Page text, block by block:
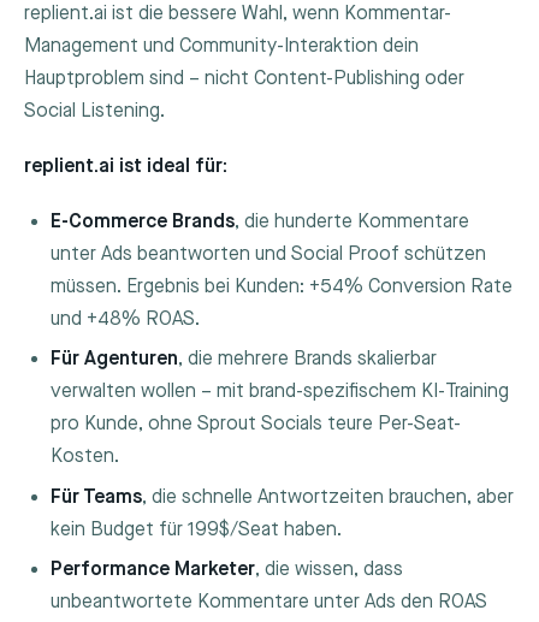
replient.ai ist die bessere Wahl, wenn Kommentar-
Management und Community-Interaktion dein
Hauptproblem sind – nicht Content-Publishing oder
Social Listening.
replient.ai ist ideal für:
E-Commerce Brands, die hunderte Kommentare
unter Ads beantworten und Social Proof schützen
müssen. Ergebnis bei Kunden: +54% Conversion Rate
und +48% ROAS.
Für Agenturen, die mehrere Brands skalierbar
verwalten wollen – mit brand-spezifischem KI-Training
pro Kunde, ohne Sprout Socials teure Per-Seat-
Kosten.
Für Teams, die schnelle Antwortzeiten brauchen, aber
kein Budget für 199$/Seat haben.
Performance Marketer, die wissen, dass
unbeantwortete Kommentare unter Ads den ROAS